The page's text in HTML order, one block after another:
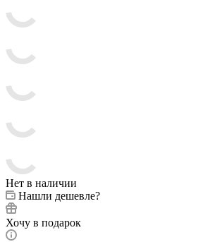
Нет в наличии
Нашли дешевле?
Хочу в подарок